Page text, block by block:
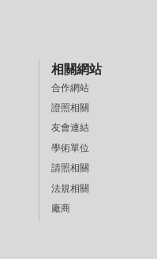
相關網站
合作網站
證照相關
友會連結
學術單位
請照相關
法規相關
廠商